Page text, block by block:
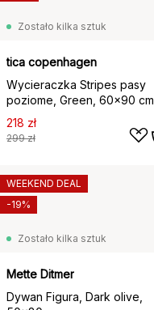
Zostało kilka sztuk
tica copenhagen
Wycieraczka Stripes pasy
poziome, Green, 60x90 cm
218 zł
299 zł
Zostało kilka sztuk
Mette Ditmer
Dywan Figura, Dark olive,
WEEKEND DEAL
-19%